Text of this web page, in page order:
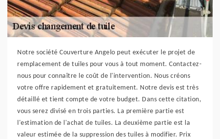
Notre société Couverture Angelo peut exécuter le projet de
remplacement de tuiles pour vous à tout moment. Contactez-
nous pour connaître le coût de l'intervention. Nous créons
votre offre rapidement et gratuitement. Notre devis est très
détaillé et tient compte de votre budget. Dans cette citation,
vous serez divisé en trois parties. La première partie est
l'estimation de l'achat de tuiles. La deuxième partie est la
valeur estimée de la suppression des tuiles à modifier. Prix